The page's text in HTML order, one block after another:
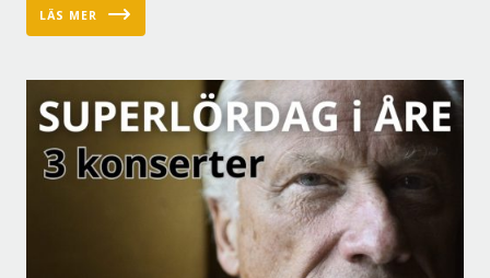
LÄS MER